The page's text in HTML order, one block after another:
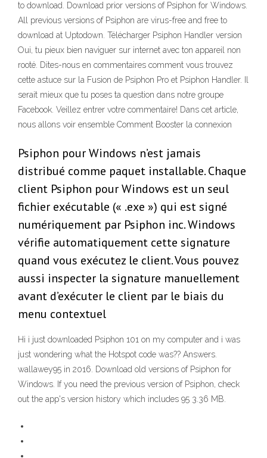
to download. Download prior versions of Psiphon for Windows.
All previous versions of Psiphon are virus-free and free to
download at Uptodown. Télécharger Psiphon Handler version
Oui, tu pieux bien naviguer sur internet avec ton appareil non
rooté. Dites-nous en commentaires comment vous trouvez
cette astuce sur la Fusion de Psiphon Pro et Psiphon Handler. Il
serait mieux que tu poses ta question dans notre groupe
Facebook. Veillez entrer votre commentaire! Dans cet article,
nous allons voir ensemble Comment Booster la connexion
Psiphon pour Windows n’est jamais
distribué comme paquet installable. Chaque
client Psiphon pour Windows est un seul
fichier exécutable (« .exe ») qui est signé
numériquement par Psiphon inc. Windows
vérifie automatiquement cette signature
quand vous exécutez le client. Vous pouvez
aussi inspecter la signature manuellement
avant d’exécuter le client par le biais du
menu contextuel
Hi i just downloaded Psiphon 101 on my computer and i was
just wondering what the Hotspot code was?? Answers.
wallawey95 in 2016. Download old versions of Psiphon for
Windows. If you need the previous version of Psiphon, check
out the app's version history which includes 95 3.36 MB.